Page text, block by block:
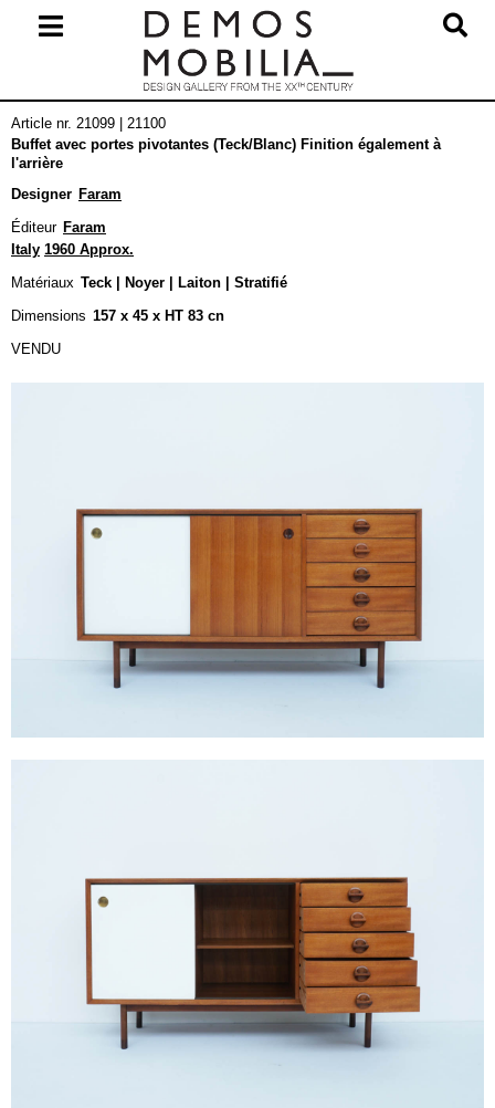
Navigation
Menu
Article nr. 21099 | 21100
Buffet avec portes pivotantes (Teck/Blanc) Finition également à
l'arrière
Designer Faram
Éditeur Faram
Italy 1960 Approx.
Matériaux Teck | Noyer | Laiton | Stratifié
Dimensions 157 x 45 x HT 83 cn
VENDU